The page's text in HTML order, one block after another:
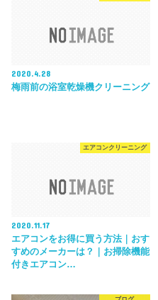
2020.4.28
梅雨前の浴室乾燥機クリーニング
エアコンクリーニング
2020.11.17
エアコンをお得に買う方法｜おす
すめのメーカーは？｜お掃除機能
付きエアコン…